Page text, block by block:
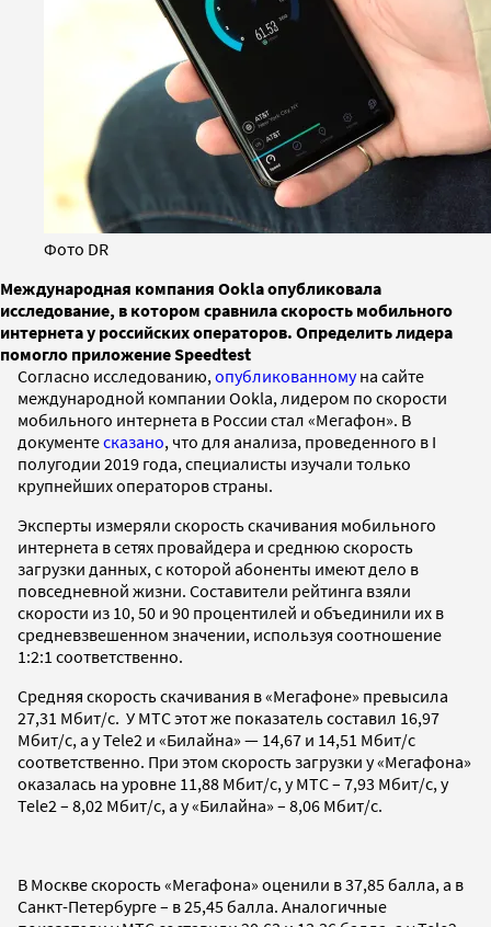
Фото DR
Международная компания Ookla опубликовала
исследование, в котором сравнила скорость мобильного
интернета у российских операторов. Определить лидера
помогло приложение Speedtest
Согласно исследованию, опубликованномуна сайте
международной компании Ookla, лидером по скорости
мобильного интернета в России стал «Мегафон». В
документесказано, что для анализа, проведенного в I
полугодии 2019 года, специалисты изучали только
крупнейших операторов страны.
Эксперты измеряли скорость скачивания мобильного
интернета в сетях провайдера и среднюю скорость
загрузки данных, с которой абоненты имеют дело в
повседневной жизни. Составители рейтинга взяли
скорости из 10, 50 и 90 процентилей и объединили их в
средневзвешенном значении, используя соотношение
1:2:1 соответственно.
Средняя скорость скачивания в «Мегафоне» превысила
27,31 Мбит/с. У МТС этот же показатель составил 16,97
Мбит/с, а у Tele2 и «Билайна» — 14,67 и 14,51 Мбит/с
соответственно. При этом скорость загрузки у «Мегафона»
оказалась на уровне 11,88 Мбит/с, у МТС – 7,93 Мбит/с, у
Tele2 – 8,02 Мбит/с, а у «Билайна» – 8,06 Мбит/с.
В Москве скорость «Мегафона» оценили в 37,85 балла, а в
Санкт-Петербурге – в 25,45 балла. Аналогичные